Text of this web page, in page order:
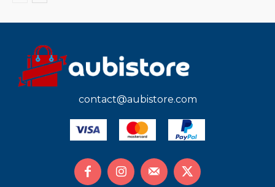
contact@aubistore.com